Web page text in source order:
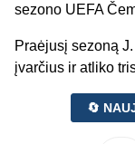
sezono UEFA
Praėjusį sezoną
įvarčius ir atliko
🔄